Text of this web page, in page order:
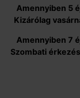
Amennyiben 5
Kizárólag
Amennyiben 7
Szombati